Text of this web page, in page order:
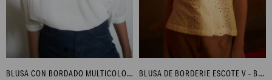
BLUSA CON BORDADO MULTICOLOR - CRUDO BLUSA DE BORDERIE ESCOTE V - BLANCO